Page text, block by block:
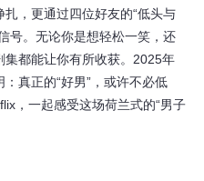
，更通过四位好友的“低头与
号。无论你是想轻松一笑，还
都能让你有所收获。2025年
真正的“好男”，或许不必低
，一起感受这场荷兰式的“男子